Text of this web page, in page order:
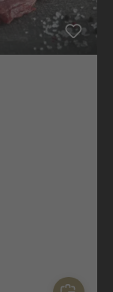
5 Sternen